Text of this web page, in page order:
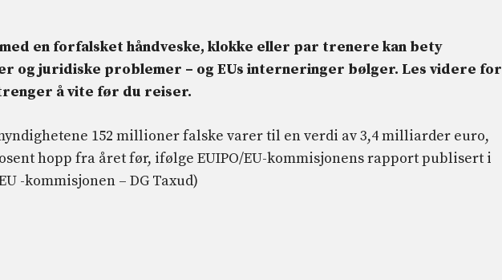
en forfalsket håndveske, klokke eller par trenere kan bety
og juridiske problemer – og EUs interneringer bølger. Les videre for
å vite før du reiser.
152 millioner falske varer til en verdi av 3,4 milliarder euro,
hopp fra året før, ifølge EUIPO/EU-kommisjonens rapport publisert i
-kommisjonen – DG Taxud)